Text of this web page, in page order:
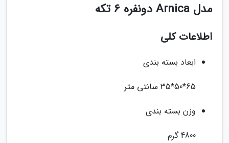
مدل Arnica دونفره 6 تکه
اطلاعات کلی
ابعاد بسته بندی
65*50*35 سانتی متر
وزن بسته بندی
4800 گرم